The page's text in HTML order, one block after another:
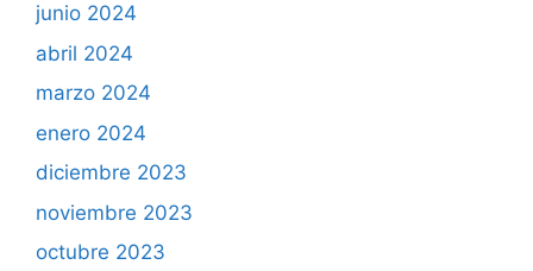
junio 2024
abril 2024
marzo 2024
enero 2024
diciembre 2023
noviembre 2023
octubre 2023